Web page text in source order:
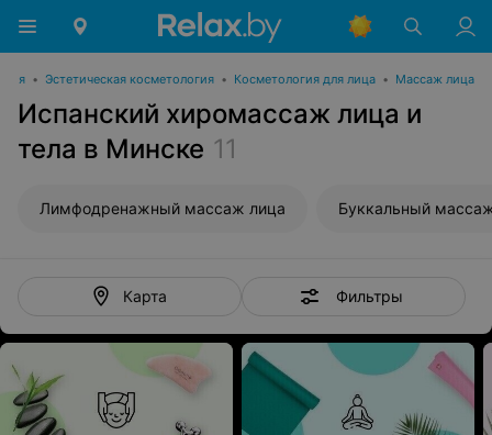
• Эстетическая косметология • Косметология для лица • Массаж лица
Испанский хиромассаж лица и
тела в Минске 11
Лимфодренажный массаж лица Буккальный
Карта Фильтры